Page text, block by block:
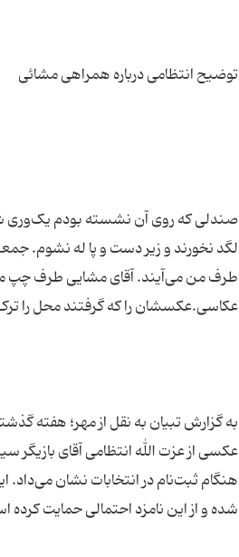
صندلی که روی آن نشسته بودم یک‌وری
لگد نخورند و زیر دست و پا له نشوم.
طرف من می‌آیند. آقای مشایی طرف چپ
به گزارش تبیان به نقل از مهر؛ هفته
عکسی از عزت الله انتظامی آقای بازیگر
هنگام ثبت‌نام در انتخابات نشان